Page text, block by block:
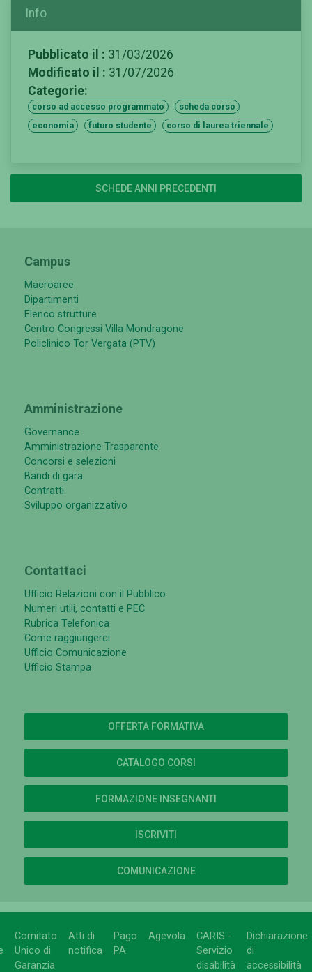
Info
Pubblicato il : 31/03/2026
Modificato il : 31/07/2026
Categorie:
corso ad accesso programmato
scheda corso
economia
futuro studente corso di laurea triennale
SCHEDE ANNI PRECEDENTI
Campus
Macroaree
Dipartimenti
Elenco strutture
Centro Congressi Villa Mondragone
Policlinico Tor Vergata (PTV)
Amministrazione
Governance
Amministrazione Trasparente
Concorsi e selezioni
Bandi di gara
Contratti
Sviluppo organizzativo
Contattaci
Ufficio Relazioni con il Pubblico
Numeri utili, contatti e PEC
Rubrica Telefonica
Come raggiungerci
Ufficio Comunicazione
Ufficio Stampa
OFFERTA FORMATIVA
CATALOGO CORSI
FORMAZIONE INSEGNANTI
ISCRIVITI
COMUNICAZIONE
Comitato
Unico di
Garanzia
Atti di
notifica
Pago
PA
Agevola
CARIS -
Servizio
disabilità
Dichiarazione
di
accessibilità